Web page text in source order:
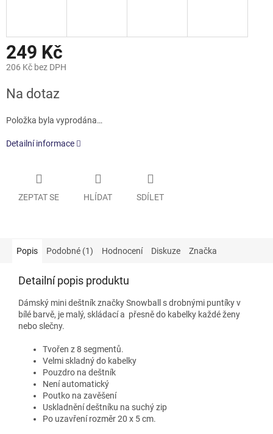
249 Kč
206 Kč bez DPH
cena:
Na dotaz
Položka byla vyprodána…
Detailní informace
ZEPTAT SE HLÍDAT SDÍLET
Popis Podobné (1) Hodnocení Diskuze Značka
Detailní popis produktu
Dámský mini deštník značky Snowball s drobnými puntíky v
bílé barvě, je malý, skládací a přesně do kabelky každé ženy
nebo slečny.
Tvořen z 8 segmentů.
Velmi skladný do kabelky
Pouzdro na deštník
Není automatický
Poutko na zavěšení
Uskladnění deštníku na suchý zip
Po uzavření rozměr 20 x 5 cm.